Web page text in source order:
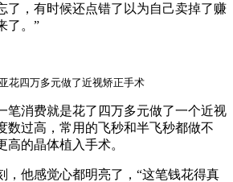
了，有时候还点错了以为自己卖掉了赚
了。”
花四万多元做了近视矫正手术
消费就是花了四万多元做了一个近视
数过高，常用的飞秒和半飞秒都做不
高的晶体植入手术。
他感觉心都明亮了，“这笔钱花得真